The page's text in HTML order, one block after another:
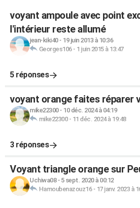
voyant ampoule avec point
l'intérieur reste allumé
jean-kiki40- 19 juin 2013 à 10:36
Georges106- 1 juin 2015 à 13:47
5 réponses
voyant orange faites réparer
mike22300- 10 déc. 2024 à 04:19
mike22300- 11 déc. 2024 à 19:48
3 réponses
Voyant triangle orange sur
Uchiwa08- 5 sept. 2020 à 00:12
Hamoubenazouz16- 17 janv. 2023 à